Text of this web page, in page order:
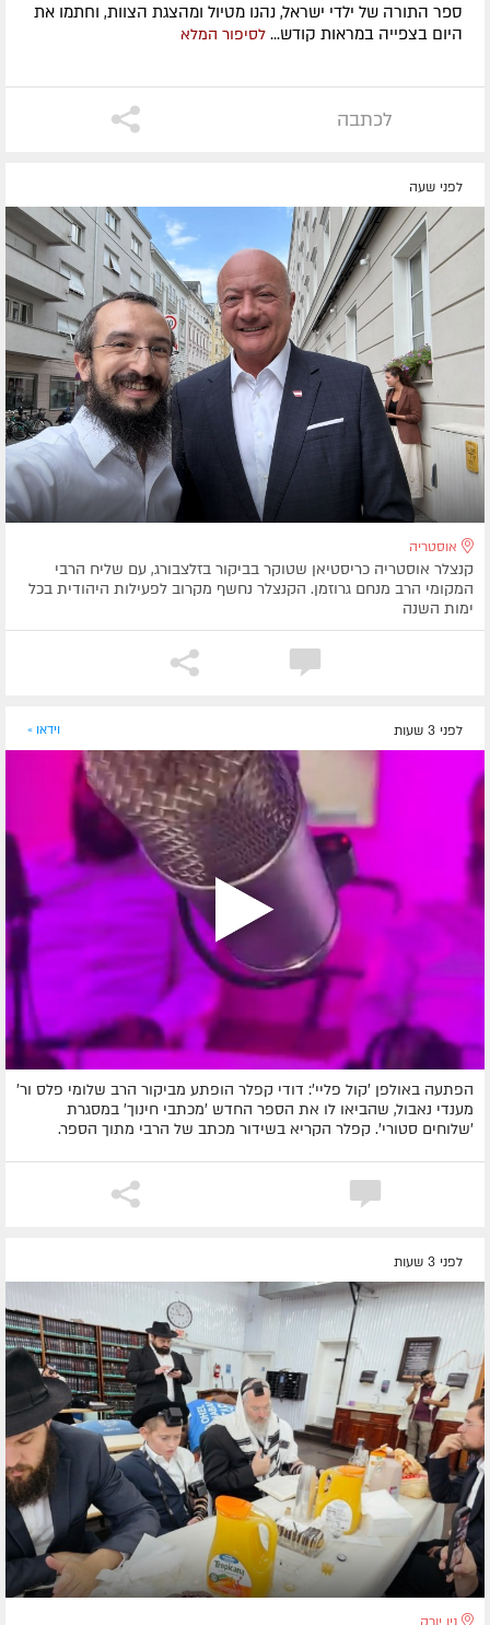
ספר התורה של ילדי ישראל, נהנו מטיול ומהצגת הצוות, וחתמו את
היום בצפייה במראות קודש... לסיפור המלא
לכתבה
לפני שעה
אוסטריה
קנצלר אוסטריה כריסטיאן שטוקר בביקור בזלצבורג, עם שליח הרבי
המקומי הרב מנחם גרוזמן. הקנצלר נחשף מקרוב לפעילות היהודית בכל
ימות השנה
לפני 3 שעות וידאו »
הפתעה באולפן 'קול פליי': דודי קפלר הופתע מביקור הרב שלומי פלס ור'
מענדי נאבול, שהביאו לו את הספר החדש 'מכתבי חינוך' במסגרת
'שלוחים סטורי'. קפלר הקריא בשידור מכתב של הרבי מתוך הספר.
לפני 3 שעות